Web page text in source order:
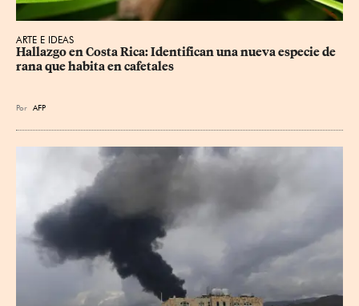
ARTE E IDEAS
Hallazgo en Costa Rica: Identifican una nueva especie de
rana que habita en cafetales
Por AFP